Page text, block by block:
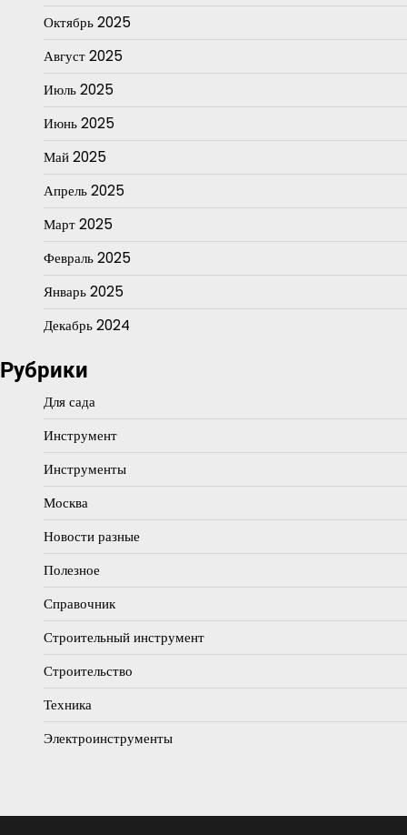
Октябрь 2025
Август 2025
Июль 2025
Июнь 2025
Май 2025
Апрель 2025
Март 2025
Февраль 2025
Январь 2025
Декабрь 2024
Рубрики
Для сада
Инструмент
Инструменты
Москва
Новости разные
Полезное
Справочник
Строительный инструмент
Строительство
Техника
Электроинструменты